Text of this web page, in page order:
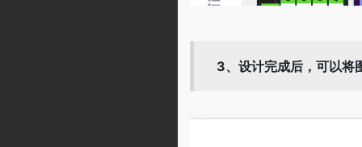
3、设计完成后，可以将